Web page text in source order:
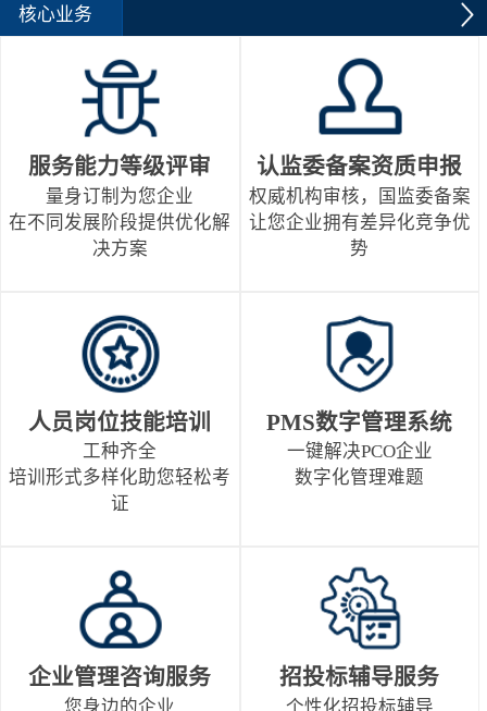
核心业务
服务能力等级评审
量身订制为您企业
在不同发展阶段提供优化解
决方案
认监委备案资质申报
权威机构审核，国监委备案
让您企业拥有差异化竞争优
势
人员岗位技能培训
工种齐全
培训形式多样化助您轻松考
证
PMS数字管理系统
一键解决PCO企业
数字化管理难题
企业管理咨询服务 招投标辅导服务